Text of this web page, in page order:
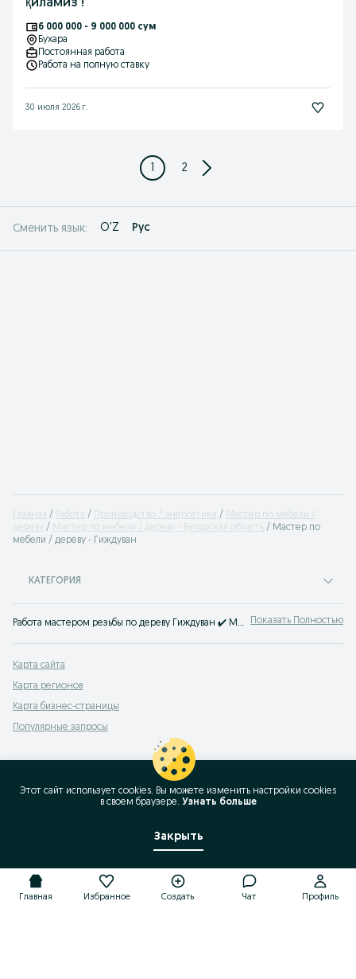
қиламиз !
6 000 000 - 9 000 000 сум
Бухара
Постоянная работа
Работа на полную ставку
30 июля 2026 г.
1 2
Сменить язык: O'Z Рус
Главная Работа Производство / энергетика
Мастер по мебели /
дереву
Мастер по мебели / дереву - Бухарская область
Мастер по
мебели / дереву - Гиждуван
КАТЕГОРИЯ
Работа мастером резьбы по дереву Гиждуван ✔️ Множество предложений ✔️ Вакансии столяров и краснодеревщиков ⭐ Лучшие работодатели ⮞⮞ OLX.uz! Показать Полностью
Карта сайта
Карта регионов
Карта бизнес-страницы
Популярные запросы
Главная Избранное Создать Чат Профиль
Этот сайт использует cookies. Вы можете изменить настройки cookies
в своeм браузере. Узнать больше
Закрыть